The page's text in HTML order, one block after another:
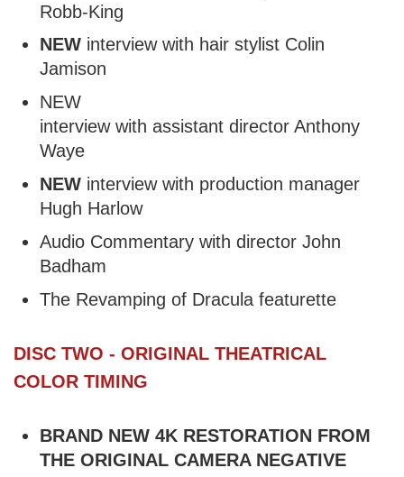
Robb-King
NEW interview with hair stylist Colin
Jamison
NEW
interview with assistant director Anthony
Waye
NEW interview with production manager
Hugh Harlow
Audio Commentary with director John
Badham
The Revamping of Dracula featurette
DISC TWO - ORIGINAL THEATRICAL
COLOR TIMING
BRAND NEW 4K RESTORATION FROM
THE ORIGINAL CAMERA NEGATIVE